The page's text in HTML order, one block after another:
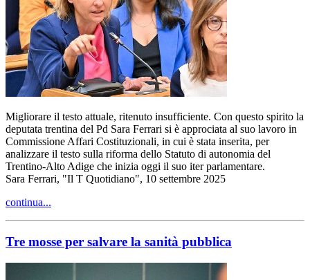
Migliorare il testo attuale, ritenuto insufficiente. Con questo spirito la
deputata trentina del Pd Sara Ferrari si è approciata al suo lavoro in
Commissione Affari Costituzionali, in cui è stata inserita, per
analizzare il testo sulla riforma dello Statuto di autonomia del
Trentino-Alto Adige che inizia oggi il suo iter parlamentare.
Sara Ferrari, "Il T Quotidiano", 10 settembre 2025
continua...
Tre mosse per salvare la sanità pubblica